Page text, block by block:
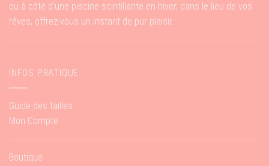
ou à côté d’une piscine scintillante en hiver, dans le lieu de vos
rêves, offrez-vous un instant de pur plaisir.
INFOS PRATIQUE
Guide des tailles
Mon Compte
Boutique